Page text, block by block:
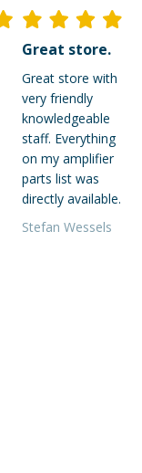
Great store.
Great store with
very friendly
knowledgeable
staff. Everything
on my amplifier
parts list was
directly available.
Stefan Wessels